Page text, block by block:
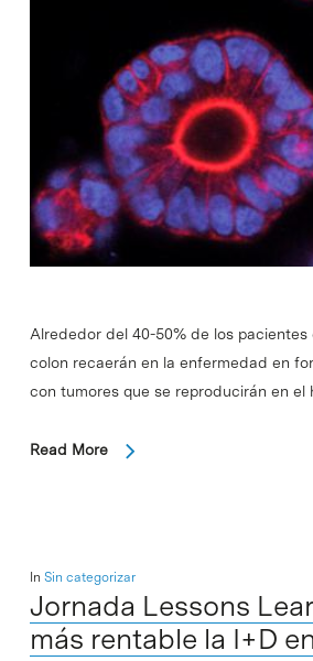
Alrededor del 40-50% de los pacientes
colon recaerán en la enfermedad en
con tumores que se reproducirán en
Read More
In Sin categorizar
Jornada Lessons
más rentable la I+D